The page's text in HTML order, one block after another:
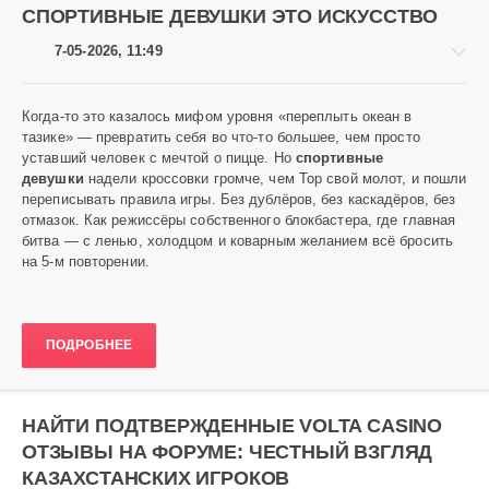
СПОРТИВНЫЕ ДЕВУШКИ ЭТО ИСКУССТВО
7-05-2026, 11:49
Heavy
175
0
Когда-то это казалось мифом уровня «переплыть океан в
тазике» — превратить себя во что-то большее, чем просто
уставший человек с мечтой о пицце. Но спортивные
девушки надели кроссовки громче, чем Тор свой молот, и пошли
переписывать правила игры. Без дублёров, без каскадёров, без
отмазок. Как режиссёры собственного блокбастера, где главная
битва — с ленью, холодцом и коварным желанием всё бросить
на 5-м повторении.
ПОДРОБНЕЕ
НАЙТИ ПОДТВЕРЖДЕННЫЕ VOLTA CASINO
ОТЗЫВЫ НА ФОРУМЕ: ЧЕСТНЫЙ ВЗГЛЯД
КАЗАХСТАНСКИХ ИГРОКОВ